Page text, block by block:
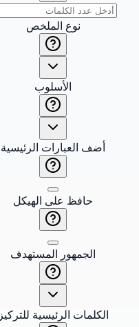
نوع الملخص
الأسلوب
أضف العبارات الرئيسية
حافظ على الهيكل
الجمهور المستهدف
الكلمات الرئيسية للتركيز